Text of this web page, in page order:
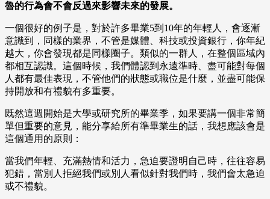
魯的行為會不會反過來影響未來的發展。
一個很好的例子是，對於許多畢業5到10年的年輕人，會逐漸
意識到，同樣的業界，不管是媒體、科技或投資銀行，你年紀
越大，你會發現都是同樣圈子。類似的一群人，在整個區域內
都相互認識。這個時候，我們體認到永遠準時、盡可能對每個
人都有最佳表現，不管他們的狀態或職位是什麼，並盡可能保
持開放和有禮貌有多重要。
既然這週開始是大學或研究所的畢業季，如果要講一個非常簡
單但重要的意見，能分享給所有準畢業生的話，我想應該會是
這個通用的原則：
當我們年輕、充滿熱情和活力，急迫要證明自己時，往往容易
犯錯，當別人拒絕我們或別人看似針對我們時，我們會太急迫
或不禮貌。